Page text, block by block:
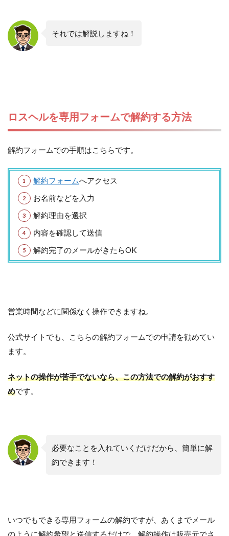
それでは解説しますね！
ロスヘルを専用フォームで解約する方法
解約フォームでの手順はこちらです。
解約フォームへアクセス
お名前などを入力
解約理由を選択
内容を確認して送信
解約完了のメールがきたらOK
営業時間などに関係なく操作できますね。
公式サイトでも、こちらの解約フォームでの申請を勧めてい
ます。
ネットの操作が苦手でないなら、この方法での解約がおすす
めです。
必要なことを入れていくだけだから、簡単に解
約できます！
いつでもできる専用フォームの解約ですが、あくまでメール
のように解約希望と送信するだけで、解約操作は販売元でさ